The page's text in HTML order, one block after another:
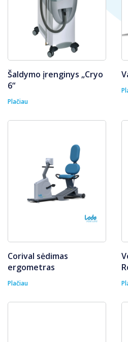
Šaldymo įrenginys „Cryo
6“
Plačiau
Corival sėdimas
ergometras
Plačiau